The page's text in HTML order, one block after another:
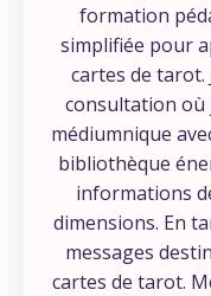
formation
simplifiée pour
cartes de tarot.
consultation où
médiumnique
bibliothèque
informations
dimensions. En
messages
cartes de tarot.